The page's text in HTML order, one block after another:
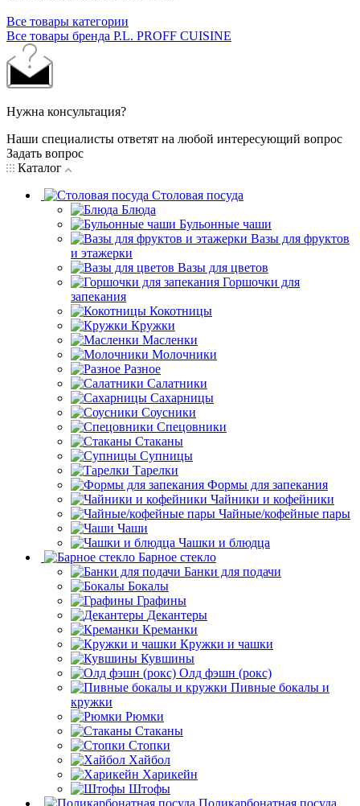
Все товары категории
Все товары бренда P.L. PROFF CUISINE
Нужна консультация?
Наши специалисты ответят на любой интересующий вопрос
Задать вопрос
Каталог
Столовая посуда
Блюда
Бульонные чаши
Вазы для фруктов
и этажерки
Вазы для цветов
Горшочки для
запекания
Кокотницы
Кружки
Масленки
Молочники
Разное
Салатники
Сахарницы
Соусники
Спецовники
Стаканы
Супницы
Тарелки
Формы для запекания
Чайники и кофейники
Чайные/кофейные пары
Чаши
Чашки и блюдца
Барное стекло
Банки для подачи
Бокалы
Графины
Декантеры
Креманки
Кружки и чашки
Кувшины
Олд фэшн (рокс)
Пивные бокалы и
кружки
Рюмки
Стаканы
Стопки
Хайбол
Харикейн
Штофы
Поликарбонатная посуда